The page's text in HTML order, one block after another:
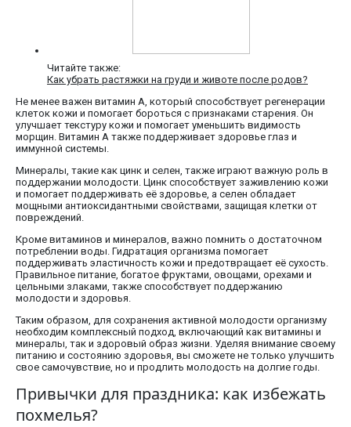
Читайте также:
Как убрать растяжки на груди и животе после родов?
Не менее важен витамин A, который способствует регенерации
клеток кожи и помогает бороться с признаками старения. Он
улучшает текстуру кожи и помогает уменьшить видимость
морщин. Витамин A также поддерживает здоровье глаз и
иммунной системы.
Минералы, такие как цинк и селен, также играют важную роль в
поддержании молодости. Цинк способствует заживлению кожи
и помогает поддерживать её здоровье, а селен обладает
мощными антиоксидантными свойствами, защищая клетки от
повреждений.
Кроме витаминов и минералов, важно помнить о достаточном
потреблении воды. Гидратация организма помогает
поддерживать эластичность кожи и предотвращает её сухость.
Правильное питание, богатое фруктами, овощами, орехами и
цельными злаками, также способствует поддержанию
молодости и здоровья.
Таким образом, для сохранения активной молодости организму
необходим комплексный подход, включающий как витамины и
минералы, так и здоровый образ жизни. Уделяя внимание своему
питанию и состоянию здоровья, вы сможете не только улучшить
свое самочувствие, но и продлить молодость на долгие годы.
Привычки для праздника: как избежать
похмелья?